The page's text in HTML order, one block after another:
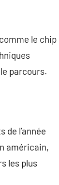
le chip
parcours.
l’année
américain,
les plus